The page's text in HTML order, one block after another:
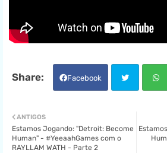
Facebook
ter tsa
ANTIGOS
Estamos Jogando: "Detroit: Become
Human" - #YeeaahGames com o
RAYLLAM WATH - Parte 2